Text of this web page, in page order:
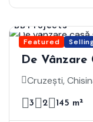
Featured
BB Projects
De Vânzare
Cruzești
Cruzești,
3 2 145 m²